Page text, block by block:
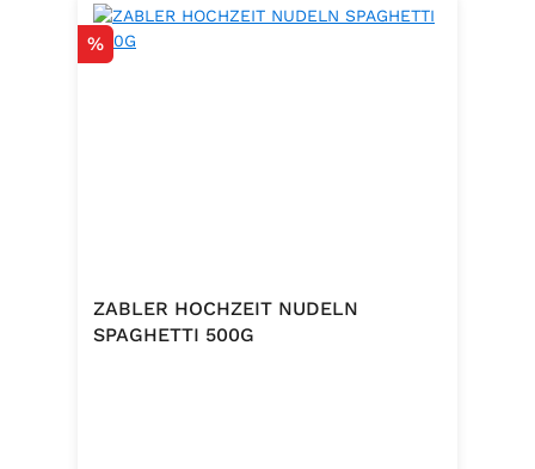
Rabatt
%
ZABLER HOCHZEIT NUDELN
SPAGHETTI 500G